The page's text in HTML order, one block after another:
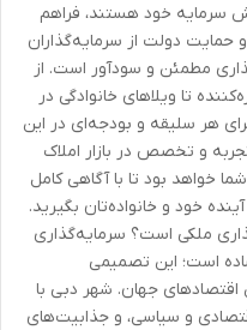
سرمایه خود هستند، فراهم
حمایت دولت از سرمایه‌گذاران
مطمئن و سودآور است. از
تا ویلاهای خانوادگی در
هر سلیقه و بودجه‌ای در این
با سال‌ها تجربه و تخصص در بازار املاک
خواهد بود تا با آگاهی کامل
خود و خانواده‌تان بگیرید.
ملکی است؟ سرمایه‌گذاری
است؛ این تصمیمی
اقتصادهای جهان. شهر دبی با
و سیاسی، و جذابیت‌های